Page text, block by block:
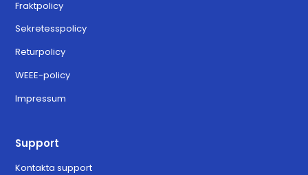
Fraktpolicy
Sekretesspolicy
Returpolicy
WEEE-policy
Impressum
Support
Kontakta support